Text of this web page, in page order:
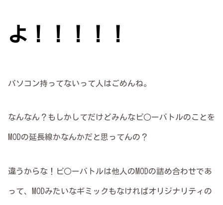
よ！！！！！
パソコン持ってないって人はごめんね。
なんなん？もしかしてだけどみんなビ○ーバトルのことを
MODの延長線かなんかだと思ってんの？
違うからな！ビ○ーバトルは他人のMODの詰め合わせであ
って、MODみたいなギミックもなければオリジナリティの